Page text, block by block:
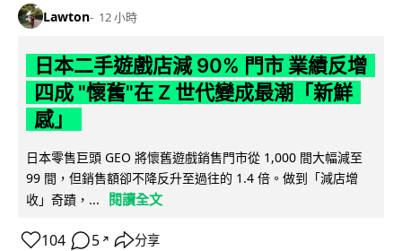
Lawton 12 小時
日本二手遊戲店減 90% 門市 業績反增
四成 "懷舊"在 Z 世代變成最潮「新鮮
感」
日本零售巨頭 GEO 將懷舊遊戲銷售門市從 1,000 間大幅減至
99 間，但銷售額卻不降反升至過往的 1.4 倍。做到「減店增
收」奇蹟，...
閱讀全文
104 5 ↗ 分享